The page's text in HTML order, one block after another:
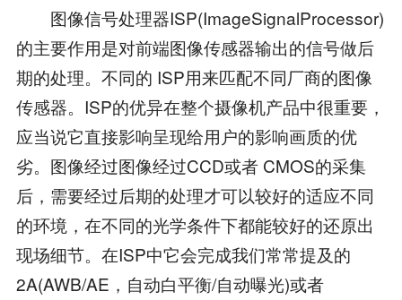
图像信号处理器ISP(ImageSignalProcessor)
的主要作用是对前端图像传感器输出的信号做后
期的处理。不同的 ISP用来匹配不同厂商的图像
传感器。ISP的优异在整个摄像机产品中很重要，
应当说它直接影响呈现给用户的影响画质的优
劣。图像经过图像经过CCD或者 CMOS的采集
后，需要经过后期的处理才可以较好的适应不同
的环境，在不同的光学条件下都能较好的还原出
现场细节。在ISP中它会完成我们常常提及的
2A(AWB/AE，自动白平衡/自动曝光)或者